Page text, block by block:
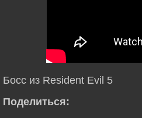
Босс из Resident Evil 5
Поделиться: